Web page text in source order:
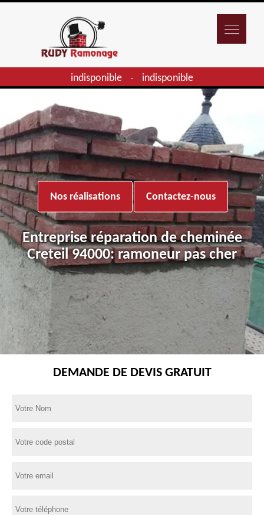
indisponible - indisponible
Nos réalisations Contactez-nous
Entreprise réparation de cheminée
Creteil 94000: ramoneur pas cher
DEMANDE DE DEVIS GRATUIT